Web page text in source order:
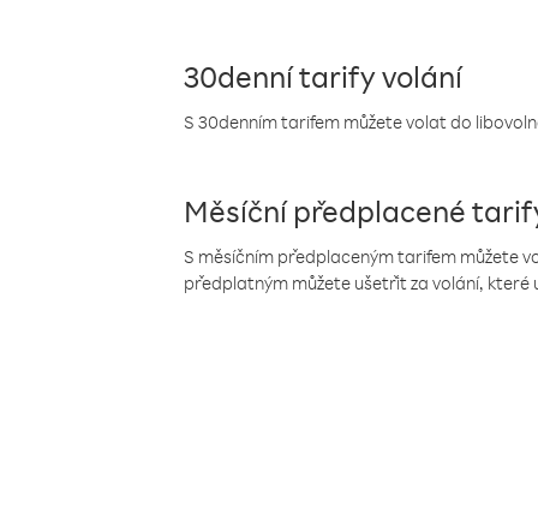
30denní tarify volání
S 30denním tarifem můžete volat do
Měsíční předplacené
S měsíčním předplaceným tarifem můžete
předplatným můžete ušetřit za volání, které